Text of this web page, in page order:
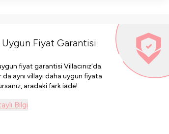
Uygun Fiyat Garantisi
fiyat garantisi Villacınız'da.
da aynı villayı daha uygun fiyata
aradaki fark iade!
Bilgi